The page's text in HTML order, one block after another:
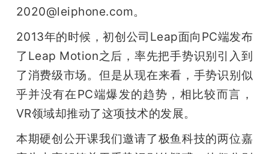
活
心
2020@leiphone.com。
2013年的时候，初创公司Leap面向PC端发布
了Leap Motion之后，率先把手势识别引入到
了消费级市场。但是从现在来看，手势识别似
乎并没有在PC端爆发的趋势，相比较而言，
VR领域却推动了这项技术的发展。
本期硬创公开课我们邀请了极鱼科技的两位嘉